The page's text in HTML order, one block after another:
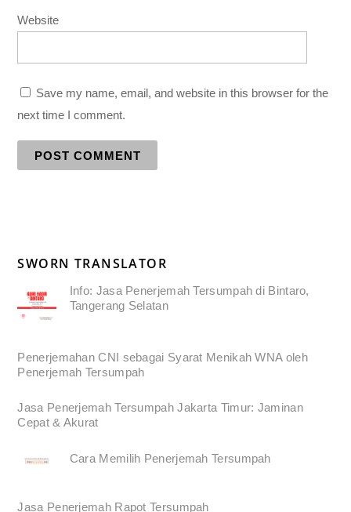
Website
Save my name, email, and website in this browser for the
next time I comment.
SWORN TRANSLATOR
Info: Jasa Penerjemah Tersumpah di Bintaro,
Tangerang Selatan
Penerjemahan CNI sebagai Syarat Menikah WNA oleh
Penerjemah Tersumpah
Jasa Penerjemah Tersumpah Jakarta Timur: Jaminan
Cepat & Akurat
Cara Memilih Penerjemah Tersumpah
Jasa Penerjemah Rapot Tersumpah